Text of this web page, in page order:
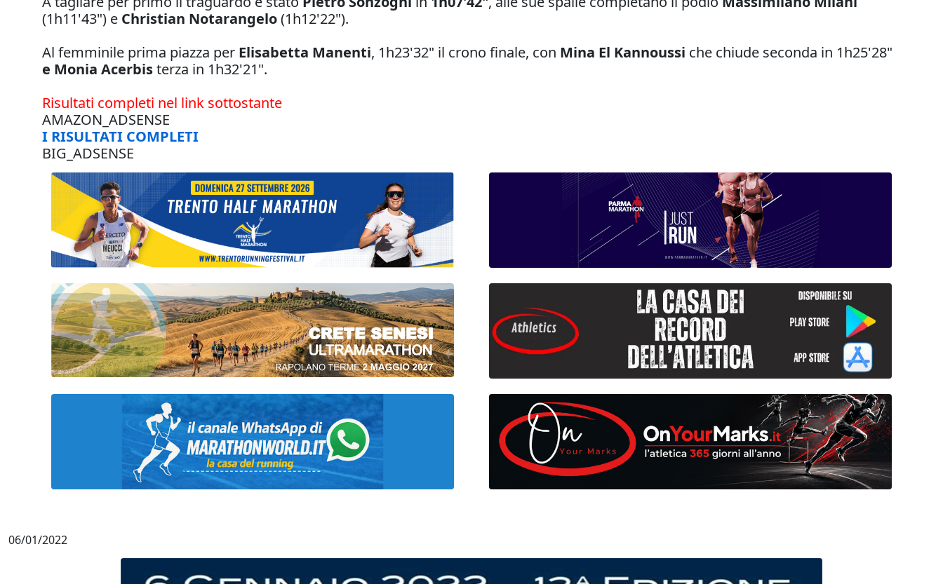
(1h11'43") e Christian Notarangelo(1h12'22").
Al femminile prima piazza per Elisabetta Manenti, 1h23'32" il crono finale, con Mina El Kannoussi che chiude seconda in 1h25'28"
e Monia Acerbisterza in 1h32'21".
Risultati completi nel link sottostante
AMAZON_ADSENSE
I RISULTATI COMPLETI
BIG_ADSENSE
06/01/2022